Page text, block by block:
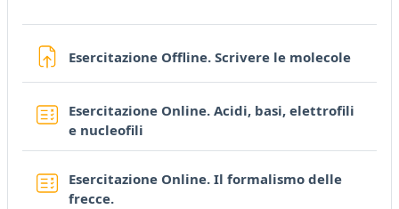
Esercitazione Offline. Scrivere le molecole
Esercitazione Online. Acidi, basi, elettrofili
e nucleofili
Esercitazione Online. Il formalismo delle
frecce.Quiz